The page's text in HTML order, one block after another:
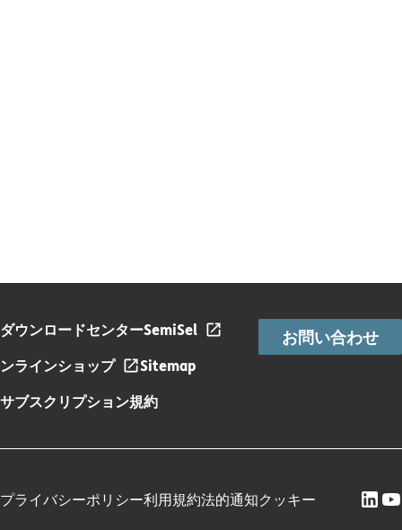
ダウンロードセンターSemiSel
ンラインショップ
Sitemap
サブスクリプション規約
お問い合わせ
プライバシーポリシー利用規約法的通知クッキー